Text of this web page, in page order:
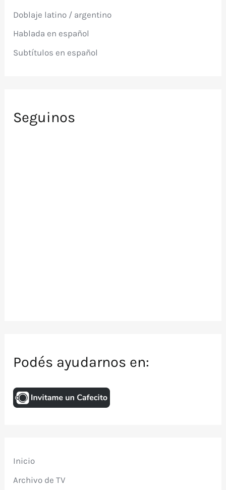
o
:
Doblaje latino / argentino
Hablada en español
Subtítulos en español
Seguinos
Podés ayudarnos en:
Inicio
Archivo de TV